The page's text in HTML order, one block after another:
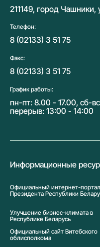
211149, город Чашники,
Телефон:
8 (02133) 3 51 75
Факс:
8 (02133) 3 51 75
График работы:
пн-пт: 8.00 - 17.00, сб-
перерыв: 13:00 - 14:00
Информационные
Официальный интернет-портал
Президента Республики
Улучшение бизнес-климата в
Республике Беларусь
Официальный сайт Витебского
облисполкома